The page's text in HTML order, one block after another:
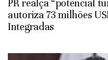
PR realça “potencial
autoriza 73 milhões
Integradas